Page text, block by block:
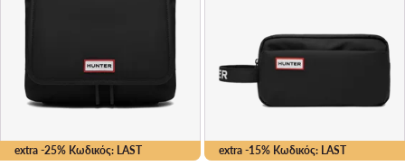
extra -25% Κωδικός: LAST extra -15% Κωδικός: LAST